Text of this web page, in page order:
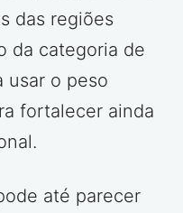
das regiões
da categoria de
usar o peso
fortalecer ainda
até parecer